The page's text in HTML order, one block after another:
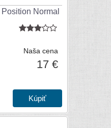
Normal
Naša cena
17 €